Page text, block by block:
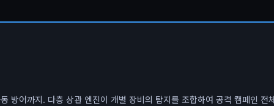
방어까지. 다층 상관 엔진이 개별 장비의 탐지를 조합하여 공격 캠페인 전